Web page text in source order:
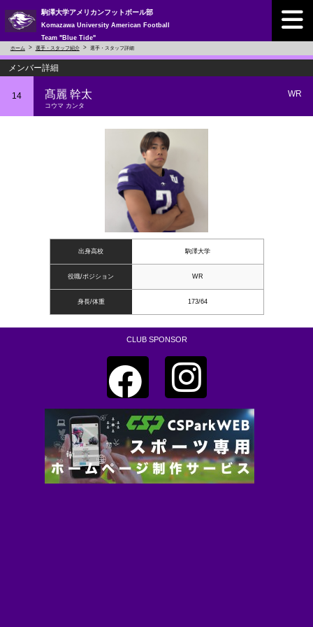
駒澤大学アメリカンフットボール部
Komazawa University American Football
Team "Blue Tide"
ホーム 選手・スタッフ紹介 選手・スタッフ詳細
メンバー詳細
14 髙麗 幹太
コウマ カンタ
WR
出身高校 駒澤大学
役職/ポジション WR
身長/体重 173/64
CLUB SPONSOR